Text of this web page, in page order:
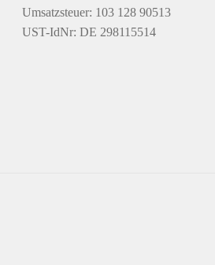
Umsatzsteuer: 103 128 90513
UST-IdNr: DE 298115514